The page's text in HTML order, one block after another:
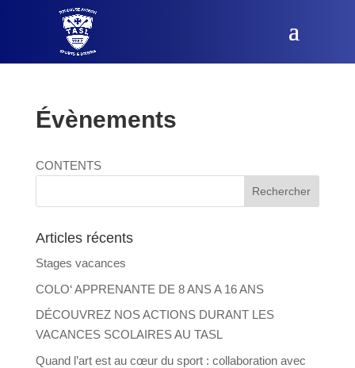
Évènements
CONTENTS
Articles récents
Stages vacances
COLO‘ APPRENANTE DE 8 ANS A 16 ANS
DÉCOUVREZ NOS ACTIONS DURANT LES
VACANCES SCOLAIRES AU TASL
Quand l’art est au cœur du sport : collaboration avec